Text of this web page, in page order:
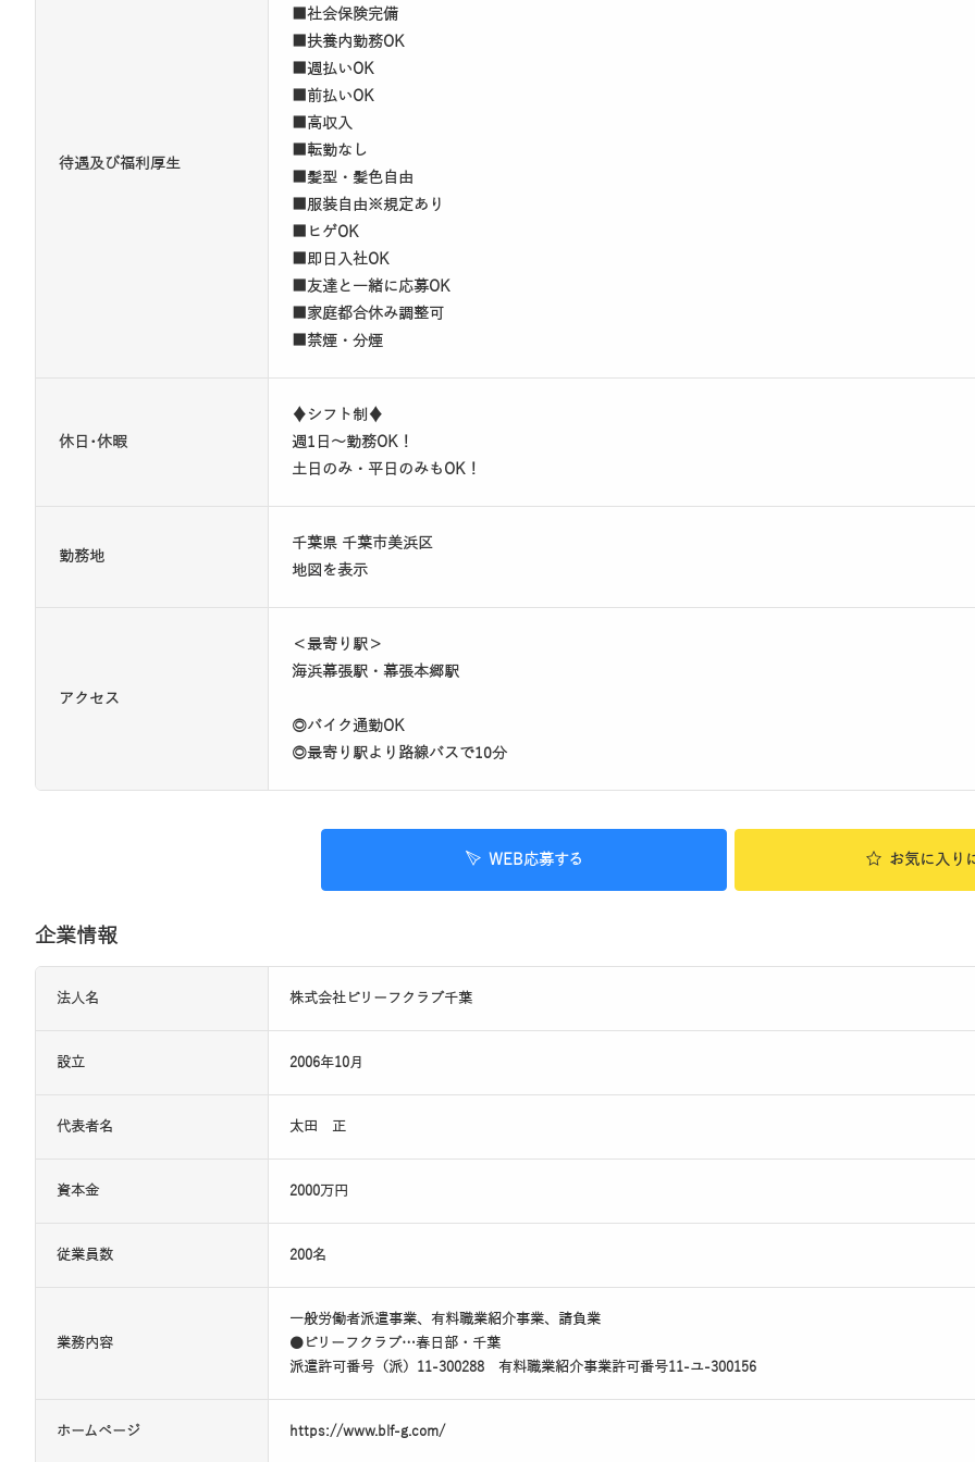
待遇及び福利厚生
■社会保険完備
■扶養内勤務OK
■週払いOK
■前払いOK
■高収入
■転勤なし
■髪型・髪色自由
■服装自由※規定あり
■ヒゲOK
■即日入社OK
■友達と一緒に応募OK
■家庭都合休み調整可
■禁煙・分煙
休日･休暇
♦シフト制♦
週1日～勤務OK！
土日のみ・平日のみもOK！
勤務地
千葉県 千葉市美浜区
地図を表示
アクセス
＜最寄り駅＞
海浜幕張駅・幕張本郷駅
◎バイク通勤OK
◎最寄り駅より路線バスで10分
WEB応募する お気に入り
企業情報
法人名 株式会社ビリーフクラブ千葉
設立 2006年10月
代表者名 太田 正
資本金 2000万円
従業員数 200名
業務内容
一般労働者派遣事業、有料職業紹介事業、請負業
●ビリーフクラブ…春日部・千葉
派遣許可番号（派）11-300288 有料職業紹介事業許可番号11-ユ-300156
ホームページ https://www.blf-g.com/